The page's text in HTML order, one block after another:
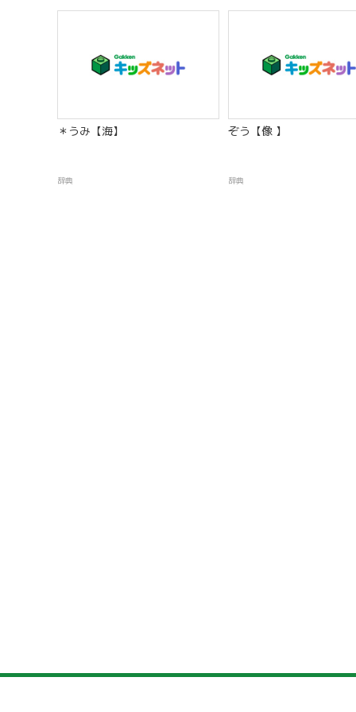
＊うみ【海】
辞典
ぞう【像 】
辞典